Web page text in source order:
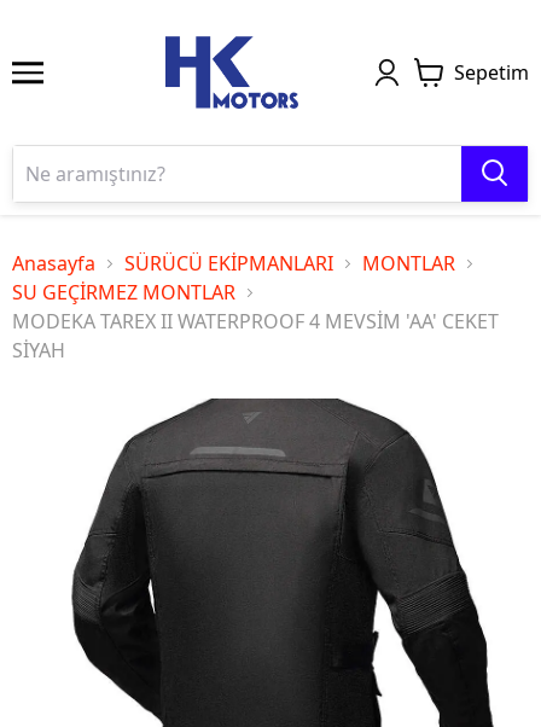
Sepetim
Anasayfa SÜRÜCÜ EKİPMANLARI
MONTLAR
SU GEÇİRMEZ MONTLAR
MODEKA TAREX II WATERPROOF 4 MEVSİM 'AA' CEKET
SİYAH